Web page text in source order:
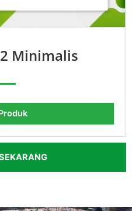
Minimalis